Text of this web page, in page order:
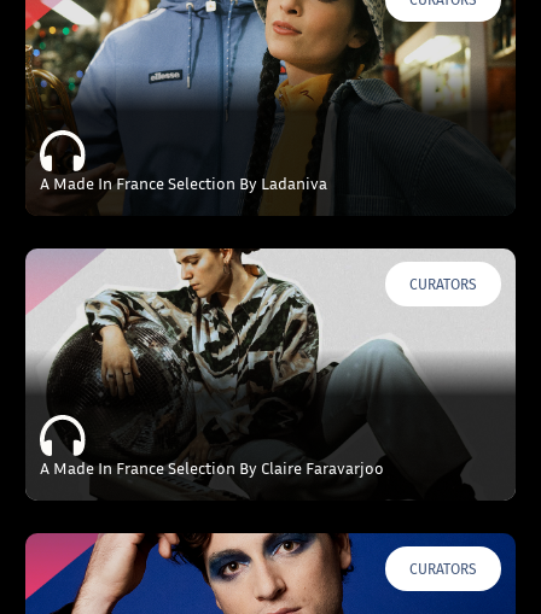
A Made In France Selection By Ladaniva
CURATORS
A Made In France Selection By Claire Faravarjoo
CURATORS